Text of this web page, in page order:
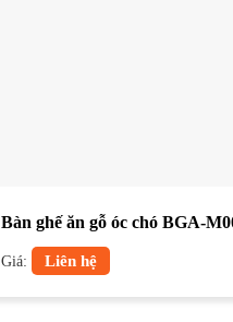
Bàn ghế ăn gỗ óc chó BGA-
Giá: Liên hệ